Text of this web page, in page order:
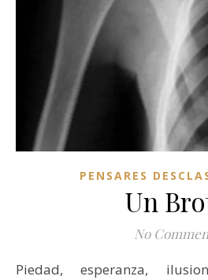
PENSARES
Un
No
Piedad, esperanza, ilusiones. Semillas que